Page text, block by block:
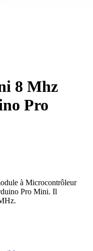
8 Mhz
Pro
à Microcontrôleur
Pro Mini. Il